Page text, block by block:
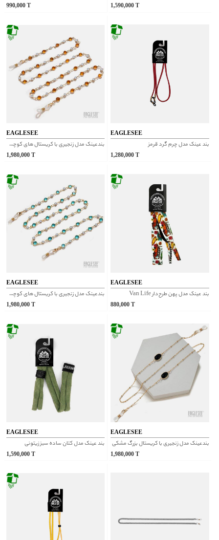
990,000 1,590,000
EAGLESEE
بندعینک مدل زنجیری با کریستال های کوچک نارنجی
1,980,000
EAGLESEE
بند عینک مدل چرم گرد قرمز
1,280,000
EAGLESEE
بندعینک مدل زنجیری با کریستال های کوچک فیروزه‌ای
1,980,000
EAGLESEE
بند عینک مدل پهن طرح‌دار Van Life
880,000
EAGLESEE
بند عینک مدل کتان ساده سبز زیتونی
1,590,000
EAGLESEE
بندعینک مدل زنجیری با کریستال بزرگ مشکی
1,980,000